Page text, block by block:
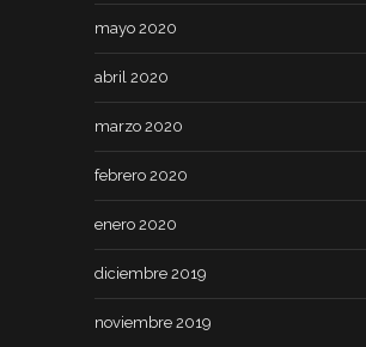
mayo 2020
abril 2020
marzo 2020
febrero 2020
enero 2020
diciembre 2019
noviembre 2019